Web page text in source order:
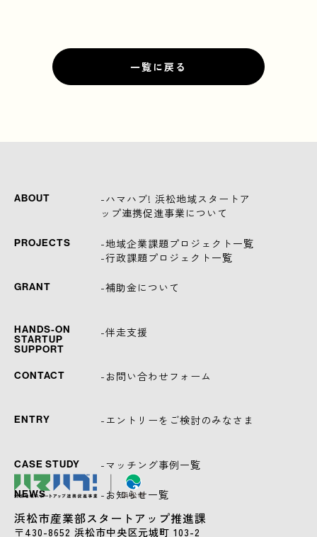
一覧に戻る
ABOUT
-ハマハブ! 浜松地域スタートア
ップ連携促進事業について
PROJECTS
-地域企業課題プロジェクト一覧
-行政課題プロジェクト一覧
GRANT -補助金について
HANDS-ON
STARTUP
SUPPORT
-伴走支援
CONTACT -お問い合わせフォーム
ENTRY -エントリーをご検討のみなさま
CASE STUDY -マッチング事例一覧
NEWS -お知らせ一覧
浜松市産業部スタートアップ推進課
〒430-8652 浜松市中央区元城町 103-2